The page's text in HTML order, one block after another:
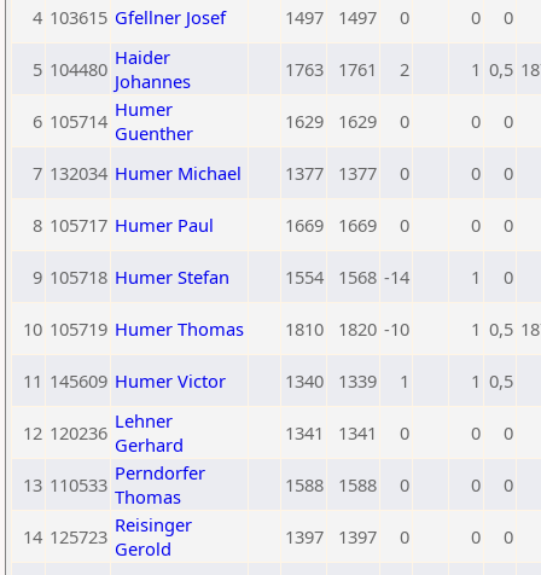
4 103615 Gfellner Josef 1497 1497 0 0 0
5 104480 Haider
Johannes
1763 1761 2 1 0,5
6 105714 Humer
Guenther
1629 1629 0 0 0
7 132034 Humer Michael 1377 1377 0 0 0
8 105717 Humer Paul 1669 1669 0 0 0
9 105718 Humer Stefan 1554 1568 -14 1 0
10 105719 Humer Thomas 1810 1820 -10 1 0,5
11 145609 Humer Victor 1340 1339 1 1 0,5
12 120236 Lehner
Gerhard
1341 1341 0 0 0
13 110533 Perndorfer
Thomas
1588 1588 0 0 0
14 125723 Reisinger
Gerold
1397 1397 0 0 0